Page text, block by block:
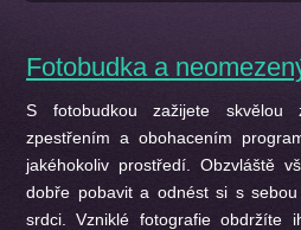
Fotobudka a
S fotobudkou zažijete
zpestřením a obohacením
jakéhokoliv prostředí. Obzvláště
dobře pobavit a odnést si s
srdci. Vzniklé fotografie obdržíte